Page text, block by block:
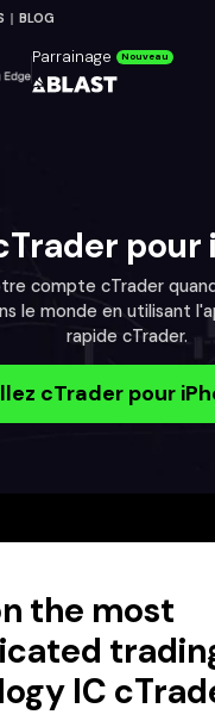
BLOG
Parrainage Nouveau
pour
compte cTrader
le monde en utilisant
rapide cTrader.
cTrader pour
the most
IC